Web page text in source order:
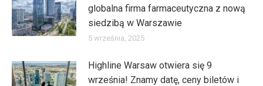
globalna firma farmaceutyczna z nową
siedzibą w Warszawie
5 września, 2025
Highline Warsaw otwiera się 9
września! Znamy datę, ceny biletów i